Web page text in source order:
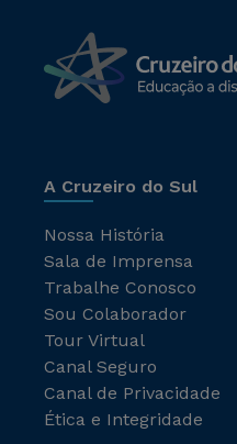
A Cruzeiro do Sul
Nossa História
Sala de Imprensa
Trabalhe Conosco
Sou Colaborador
Tour Virtual
Canal Seguro
Canal de Privacidade
Ética e Integridade